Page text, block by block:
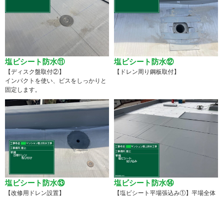
塩ビシート防水⑪
【ディスク盤取付②】
インパクトを使い、ビスをしっかりと
固定します。
塩ビシート防水⑫
【ドレン周り鋼板取付】
塩ビシート防水⑬
【改修用ドレン設置】
塩ビシート防水⑭
【塩ビシート平場張込み①】平場全体